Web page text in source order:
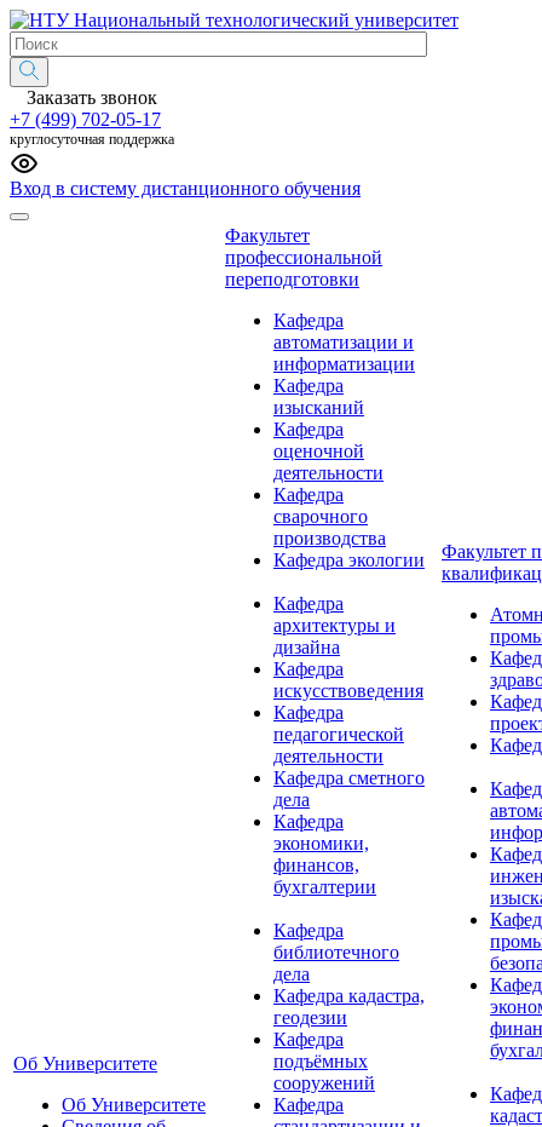
Национальный технологический университет
Заказать звонок
+7 (499) 702-05-17
круглосуточная поддержка
Вход в систему дистанционного обучения
Об Университете
Об Университете
Факультет
профессиональной
переподготовки
Кафедра
автоматизации и
информатизации
Кафедра
изысканий
Кафедра
оценочной
деятельности
Кафедра
сварочного
производства
Кафедра экологии
Кафедра
архитектуры и
дизайна
Кафедра
искусствоведения
Кафедра
педагогической
деятельности
Кафедра сметного
дела
Кафедра
экономики,
финансов,
бухгалтерии
Кафедра
библиотечного
дела
Кафедра кадастра,
геодезии
Кафедра
подъёмных
сооружений
Кафедра
Факультет